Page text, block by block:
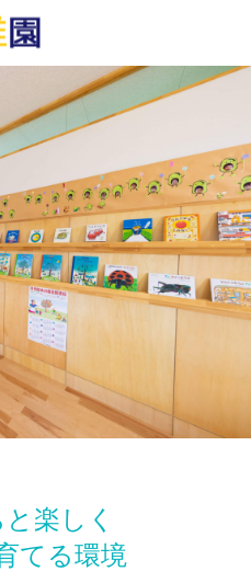
楽しく
てる環境